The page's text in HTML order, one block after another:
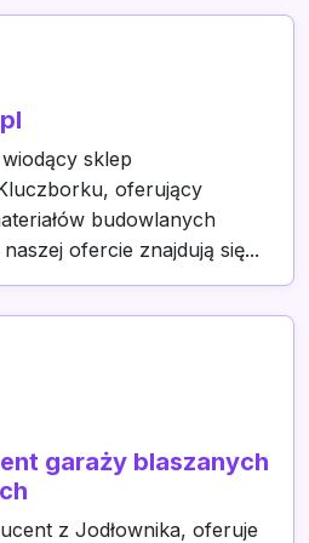
sklep
oferujący
budowlanych
ofercie znajdują się...
garaży blaszanych
z Jodłownika, oferuje